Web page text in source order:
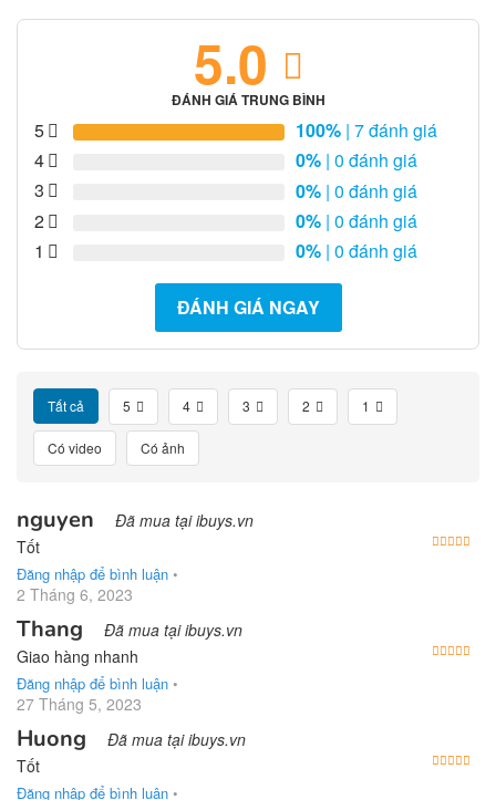
5.0
ĐÁNH GIÁ TRUNG BÌNH
5 100% | 7 đánh giá
4
0% | 0 đánh giá
3
0% | 0 đánh giá
2
0% | 0 đánh giá
1
0% | 0 đánh giá
ĐÁNH GIÁ NGAY
Tất cả 5 4 3 2 1
Có video Có ảnh
nguyen Đã mua tại ibuys.vn
Tốt
Đăng nhập để bình luận •
2 Tháng 6, 2023
Thang Đã mua tại ibuys.vn
Giao hàng nhanh
Đăng nhập để bình luận •
27 Tháng 5, 2023
Huong Đã mua tại ibuys.vn
Tốt
Đăng nhập để bình luận •